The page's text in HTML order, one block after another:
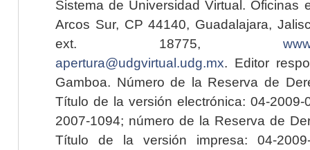
Sistema de Universidad Virtual. Oficinas
Arcos Sur, CP 44140, Guadalajara,
ext. 18775,
apertura@udgvirtual.udg.mx. Editor
Gamboa. Número de la Reserva de
Título de la versión electrónica: 04-2009-
2007-1094; número de la Reserva de
Título de la versión impresa: 04-2009-